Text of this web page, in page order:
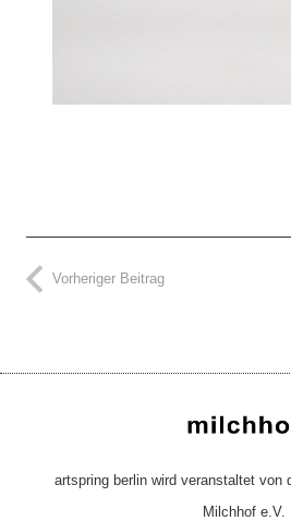
Vorheriger Beitrag
artspring berlin wird veranstaltet von
Milchhof e.V.